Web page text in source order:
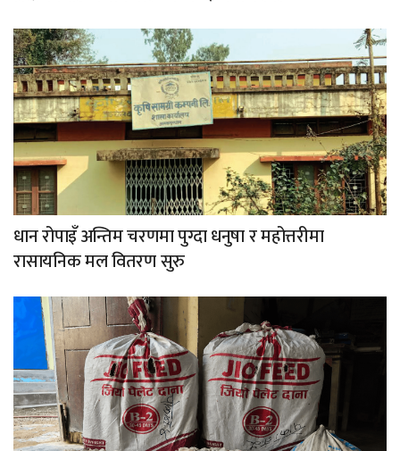
धान रोपाइँ अन्तिम चरणमा पुग्दा धनुषा र महोत्तरीमा
रासायनिक मल वितरण सुरु